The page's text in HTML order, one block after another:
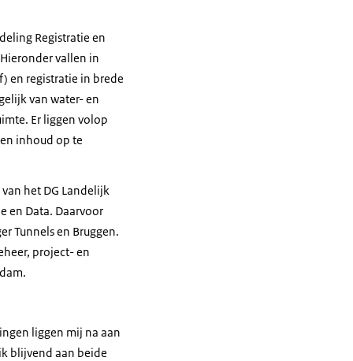
Registratie en
vallen in
en registratie in brede
van water- en
Er liggen volop
inhoud op te
het DG Landelijk
en Data. Daarvoor
Tunnels en Bruggen.
project- en
liggen mij na aan
blijvend aan beide